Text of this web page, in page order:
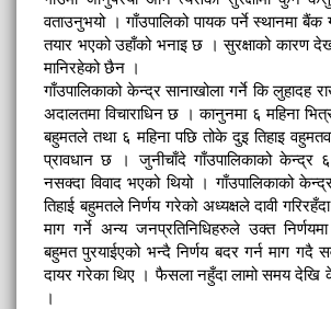
वताउनुभयो । गाँउपालिको पायक पर्ने स्थानमा बैंक
तयार भएको उहाँको भनाइ छ । सुरक्षाको कारण
मानिरहेको छैन ।
गाँउपालिकाको केन्द्र सानाखोला गर्ने कि लुहादह
अदालतमा विचाराधिन छ । कानुनमा ६ महिना
बहुमतले तथा ६ महिना पछि तोके दुइ तिहाइ
प्रावधान छ । जुनीचाँदे गाँउपालिकाको केन्द्र
नसक्दा विवाद भएको थियो । गाँउपालिकाको
तिहाई बहुमतले निर्णय गरेको अध्यक्षले दावी
माग गर्ने अन्य जनप्रतिनिधिहरुले उक्त निर्णयमा
बहुमत पुरयाईएको भन्दै निर्णय बदर गर्न माग गदै
दायर गरेका थिए । फैसला नहुँदा लामो समय देखि
।